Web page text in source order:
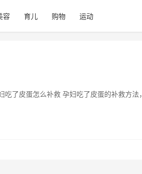
容 育儿 购物 运动
了皮蛋怎么补救 孕妇吃了皮蛋的补救方法，